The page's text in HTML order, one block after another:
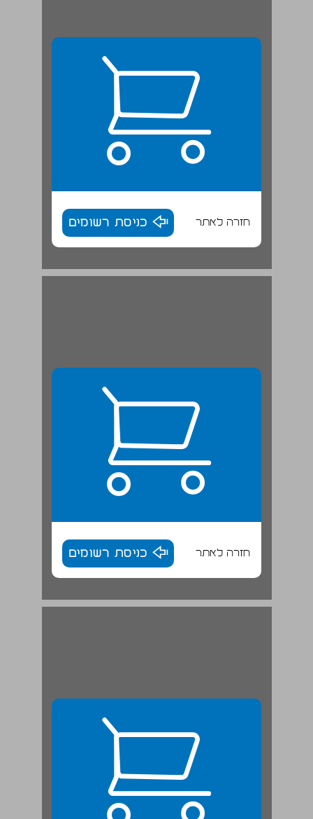
חזרה לאתר כניסת רשומים
חזרה לאתר כניסת רשומים